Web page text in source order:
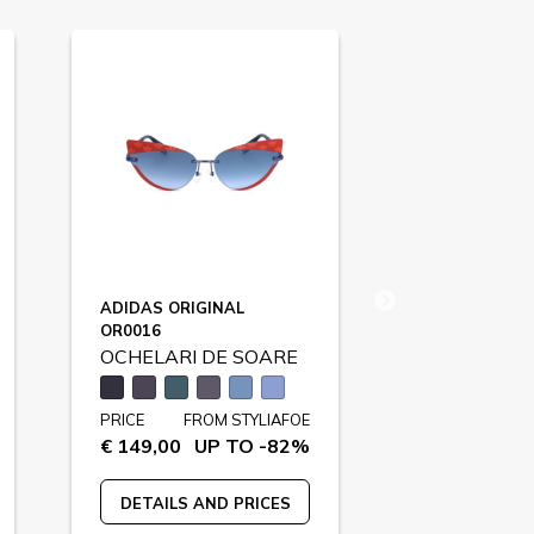
ADIDAS ORIGINAL
OR0016
OCHELARI DE SOARE
PRICE
€ 149,00
FROM STYLIAFOE
UP TO -82%
DETAILS AND PRICES